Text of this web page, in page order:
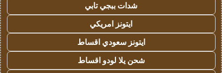
شدات ببجي تابي
ايتونز امريكي
ايتونز سعودي اقساط
شحن يلا لودو اقساط